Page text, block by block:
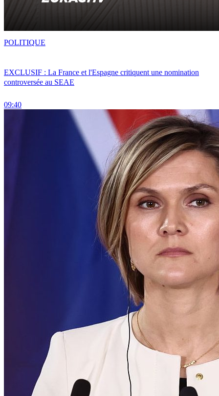
EXCLUSIF : La France et l'Espagne critiquent une nomination
controversée au SEAE
09:40
POLITIQUE